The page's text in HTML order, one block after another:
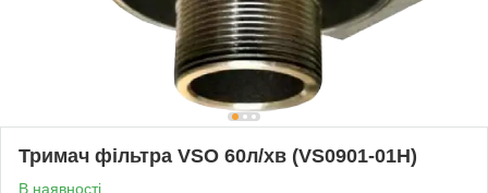
Тримач фільтра VSO 60л/хв (VS0901-01H)
В наявності